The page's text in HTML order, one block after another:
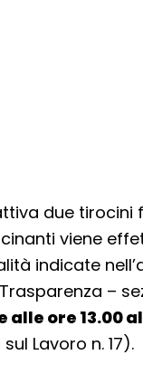
due tirocini
viene
indicate
–
alle ore 13.00
Lavoro n. 17).